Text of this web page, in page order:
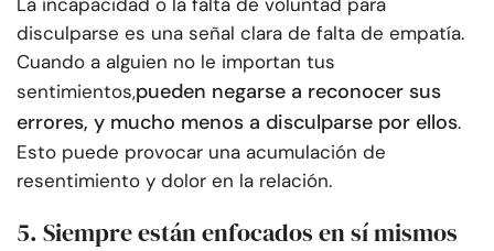
disculparse es una señal clara de falta de empatía.
Cuando a alguien no le importan tus
sentimientos,pueden negarse a reconocer sus
errores, y mucho menos a disculparse por ellos.
Esto puede provocar una acumulación de
resentimiento y dolor en la relación.
5. Siempre están enfocados en sí mismos